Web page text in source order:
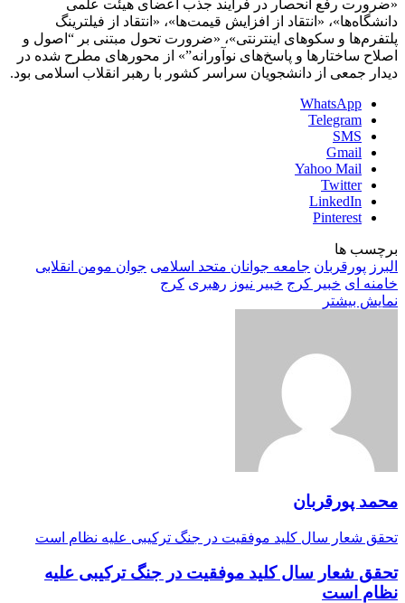
«ضرورت رفع انحصار در فرایند جذب اعضای هیئت علمی
دانشگاه‌ها»، «انتقاد از افزایش قیمت‌ها»، «انتقاد از فیلترینگ
پلتفرم‌ها و سکوهای اینترنتی»، «ضرورت تحول مبتنی بر “اصول و
اصلاح ساختارها و پاسخ‌های نوآورانه”» از محورهای مطرح شده در
دیدار جمعی از دانشجویان سراسر کشور با رهبر انقلاب اسلامی بود.
WhatsApp
Telegram
SMS
Gmail
Yahoo Mail
Twitter
LinkedIn
Pinterest
برچسب ها
البرز پورقربان جامعه جوانان متحد اسلامی جوان مومن انقلابی
خامنه ای خبیر کرج خبیر نیوز رهبری کرج
نمایش بیشتر
محمد پورقربان
تحقق شعار سال کلید موفقیت در جنگ ترکیبی علیه نظام است
تحقق شعار سال کلید موفقیت در جنگ ترکیبی علیه
نظام است